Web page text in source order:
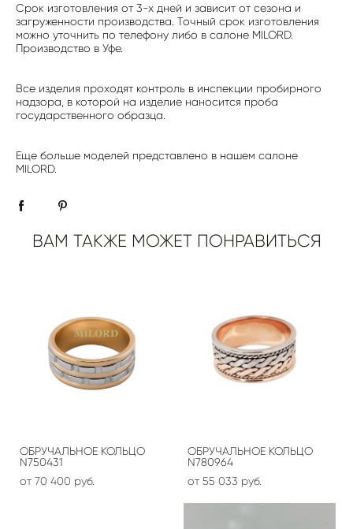
Срок изготовления от 3-х дней и зависит от сезона и
загруженности производства. Точный срок изготовления
можно уточнить по телефону либо в салоне MILORD.
Производство в Уфе.
Все изделия проходят контроль в инспекции пробирного
надзора, в которой на изделие наносится проба
государственного образца.
Еще больше моделей представлено в нашем салоне
MILORD.
ВАМ ТАКЖЕ МОЖЕТ ПОНРАВИТЬСЯ
ОБРУЧАЛЬНОЕ КОЛЬЦО
N750431
от 70 400 pуб.
ОБРУЧАЛЬНОЕ КОЛЬЦО
N780964
от 55 033 pуб.